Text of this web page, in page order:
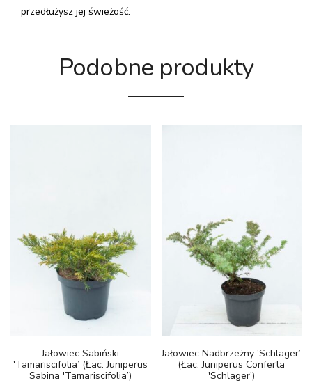
przedłużysz jej świeżość.
Podobne produkty
Jałowiec Sabiński
'Tamariscifolia’ (Łac. Juniperus
Sabina 'Tamariscifolia’)
Jałowiec Nadbrzeżny 'Schlager’
(łac. Juniperus Conferta
'Schlager’)